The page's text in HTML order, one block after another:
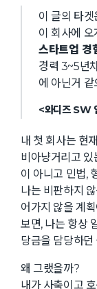
이 글의 타
이 회사에 오
스타트업 경
경력 3~5년
에 아닌거 같
<와디즈 SW
내 첫 회사는 현
비아냥거리고
이 아니고 민법,
나는 비판하지
어가지 않을 계
보면, 나는 항상
당금을 담당하
왜 그랬을까?
내가 사축이고